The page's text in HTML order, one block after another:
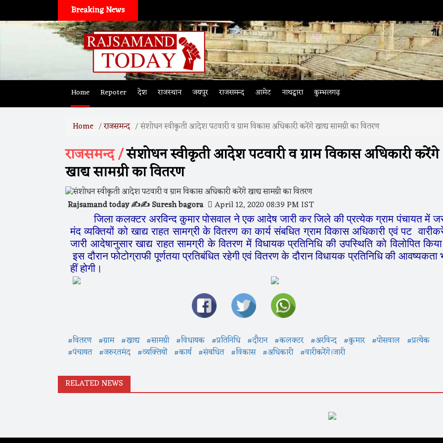
Breaking News
Home Repoter देश राजस्थान जयपुर राजसमन्द आमेट नाथद्वारा कुम्भलगढ़
Home राजसमन्द संशोधन स्वीकृती आदेश पटवारी व ग्राम विकास अधिकारी करेंगे खाद्य सामग्री का वितरण
राजसमन्द /संशोधन स्वीकृती आदेश पटवारी व ग्राम विकास अधिकारी करेंगे
खाद्य सामग्री का वितरण
Rajsamand today ✍️✍️ Suresh bagora April 12, 2020 08:39 PM IST
जिला कलक्टर अरविन्द कुमार पोसवाल ने एक आदेष जारी कर जिले की प्रत्येक ग्राम पंचायत में
मंद व्यक्तियों को खाद्य राहत सामग्री के वितरण का कार्य संबधित ग्राम विकास अधिकारी एवं पट वारी
जारी आदेषानुसार खाद्य राहत सामग्री के वितरण में विधायक प्रतिनिधि की उपस्थिति को विलोपित किया
इस दौरान फोटोग्राफी पूर्णतया प्रतिबंधित रहेगी एवं वितरण के दौरान विधायक प्रतिनिधि की आवष्यकता
हीं होगी।
#वितरण #ग्राम #खाद्य #सामग्री #विधायक #प्रतिनिधि #दौरान #कलक्टर #अरविन्द #कुमार #पोसवाल #प्रत्येक
#पंचायत #जरुरतमंद #व्यक्तियों #कार्य #संबधित #विकास #अधिकारी #वारीकरेंगे।जारी
RELATED NEWS